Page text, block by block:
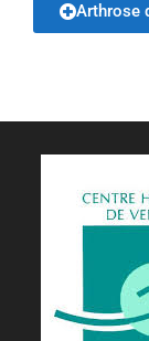
Arthrose